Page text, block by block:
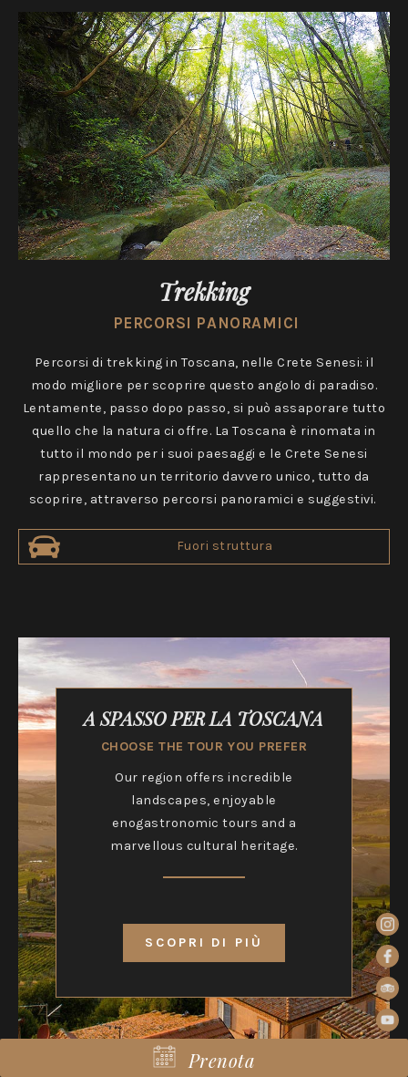
Prenota
Trekking
PERCORSI PANORAMICI
Percorsi di trekking in Toscana, nelle Crete Senesi: il
modo migliore per scoprire questo angolo di paradiso.
Lentamente, passo dopo passo, si può assaporare tutto
quello che la natura ci offre. La Toscana è rinomata in
tutto il mondo per i suoi paesaggi e le Crete Senesi
rappresentano un territorio davvero unico, tutto da
scoprire, attraverso percorsi panoramici e suggestivi.
Fuori struttura
A SPASSO PER LA TOSCANA
CHOOSE THE TOUR YOU PREFER
Our region offers incredible
landscapes, enjoyable
enogastronomic tours and a
marvellous cultural heritage.
SCOPRI DI PIÙ